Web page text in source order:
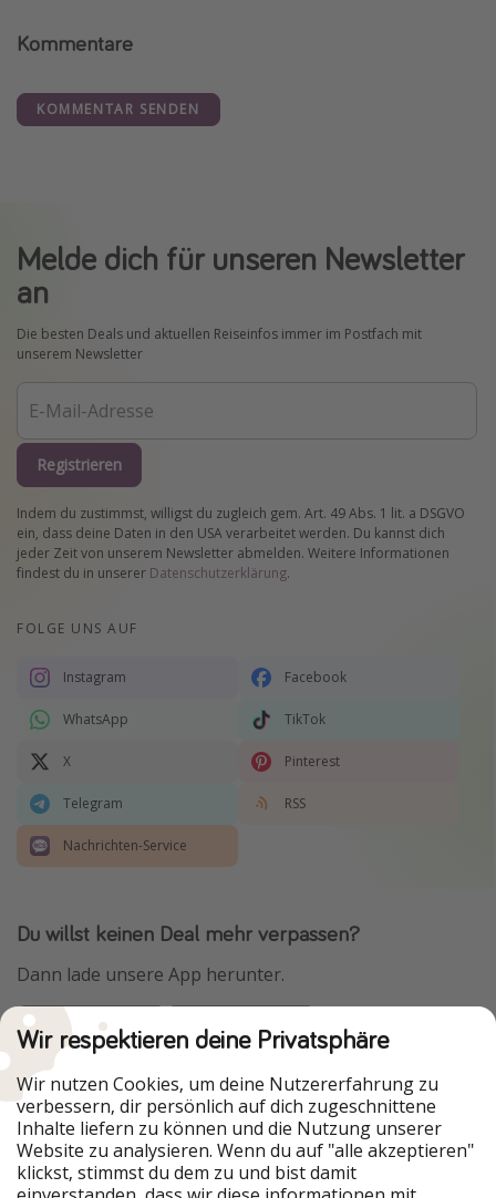
Kommentare
KOMMENTAR SENDEN
Melde dich für unseren Newsletter
an
Die besten Deals und aktuellen Reiseinfos immer im Postfach mit
unserem Newsletter
Registrieren
Indem du zustimmst, willigst du zugleich gem. Art. 49 Abs. 1 lit. a DSGVO
ein, dass deine Daten in den USA verarbeitet werden. Du kannst dich
jeder Zeit von unserem Newsletter abmelden. Weitere Informationen
findest du in unserer Datenschutzerklärung.
FOLGE UNS AUF
Instagram Facebook
WhatsApp TikTok
X Pinterest
Telegram RSS
Nachrichten-Service
Du willst keinen Deal mehr verpassen?
Dann lade unsere App herunter.
Urlaubspiraten ist Teil der HolidayPirates Group
Unsere Märkte
PiratinViaggio
HolidayPirates
VakantiePiraten
WakacyjniPiraci
Wir respektieren deine Privatsphäre
Wir nutzen Cookies, um deine Nutzererfahrung zu
verbessern, dir persönlich auf dich zugeschnittene
Inhalte liefern zu können und die Nutzung unserer
Website zu analysieren. Wenn du auf "alle akzeptieren"
klickst, stimmst du dem zu und bist damit